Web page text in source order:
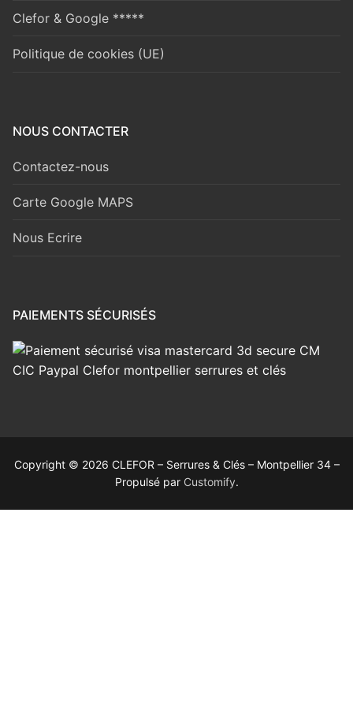
Clefor & Google *****
Politique de cookies (UE)
NOUS CONTACTER
Contactez-nous
Carte Google MAPS
Nous Ecrire
PAIEMENTS SÉCURISÉS
Copyright © 2026 CLEFOR – Serrures & Clés – Montpellier 34 –
Propulsé par Customify.